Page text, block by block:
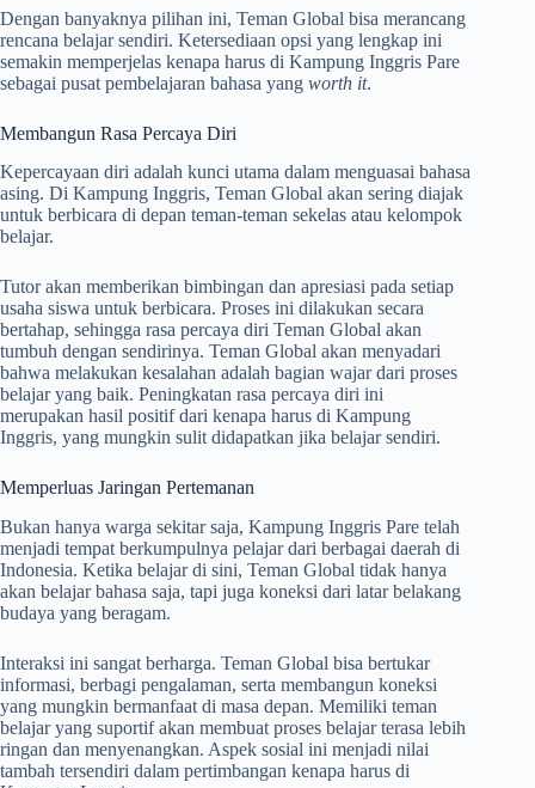
Dengan banyaknya pilihan ini, Teman Global bisa merancang
rencana belajar sendiri. Ketersediaan opsi yang lengkap ini
semakin memperjelas kenapa harus di Kampung Inggris Pare
sebagai pusat pembelajaran bahasa yang worth it.
Membangun Rasa Percaya Diri
Kepercayaan diri adalah kunci utama dalam menguasai bahasa
asing. Di Kampung Inggris, Teman Global akan sering diajak
untuk berbicara di depan teman-teman sekelas atau kelompok
belajar.
Tutor akan memberikan bimbingan dan apresiasi pada setiap
usaha siswa untuk berbicara. Proses ini dilakukan secara
bertahap, sehingga rasa percaya diri Teman Global akan
tumbuh dengan sendirinya. Teman Global akan menyadari
bahwa melakukan kesalahan adalah bagian wajar dari proses
belajar yang baik. Peningkatan rasa percaya diri ini
merupakan hasil positif dari kenapa harus di Kampung
Inggris, yang mungkin sulit didapatkan jika belajar sendiri.
Memperluas Jaringan Pertemanan
Bukan hanya warga sekitar saja, Kampung Inggris Pare telah
menjadi tempat berkumpulnya pelajar dari berbagai daerah di
Indonesia. Ketika belajar di sini, Teman Global tidak hanya
akan belajar bahasa saja, tapi juga koneksi dari latar belakang
budaya yang beragam.
Interaksi ini sangat berharga. Teman Global bisa bertukar
informasi, berbagi pengalaman, serta membangun koneksi
yang mungkin bermanfaat di masa depan. Memiliki teman
belajar yang suportif akan membuat proses belajar terasa lebih
ringan dan menyenangkan. Aspek sosial ini menjadi nilai
tambah tersendiri dalam pertimbangan kenapa harus di